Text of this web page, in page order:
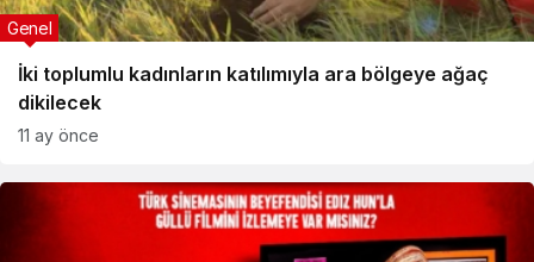
İki toplumlu kadınların katılımıyla ara bölgeye ağaç
dikilecek
Genel
11 ay önce